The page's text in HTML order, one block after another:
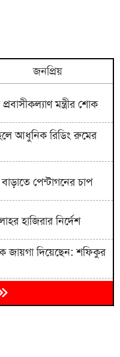
জনপ্রিয়
মন্ত্রীর শোক
আধুনিক রিডিং রুমের
পেন্টাগনের চাপ
হাজিরার নির্দেশ
জায়গা দিয়েছেন: শফিকুর
শনাক্ত